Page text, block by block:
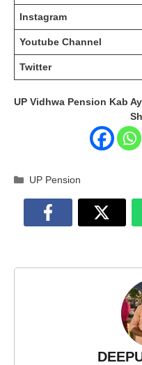
Instagram
Youtube Channel
Twitter
UP Vidhwa Pension Kab
Categories
UP Pension